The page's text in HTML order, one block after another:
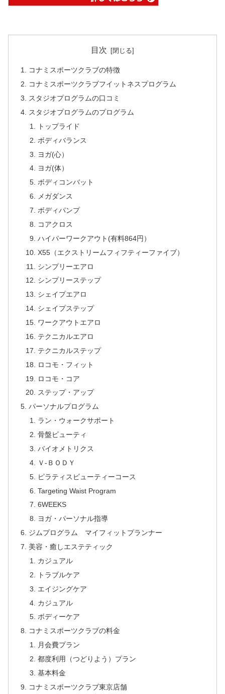
目次
コナミスポーツクラブの特徴
コナミスポーツクラブフイットネスプログラム
スタジオプログラムの口コミ
スタジオプログラムのプログラム
トップライド
ボディバランス
ヨガ(心）
ヨガ(体）
ボディコンバット
メガダンス
ボディパンプ
コアクロス
ハイパーワークアウト(有料864円）
X55（エクストリームフィフティーファイブ）
シンプリーエアロ
シンプリーステップ
シェイプエアロ
シェイプステップ
ワークアウトエアロ
テクニカルエアロ
テクニカルステップ
ロコモ・フィット
ロコモ・コア
ステップ・アップ
パーソナルプログラム
ラン・ウォークサポート
骨盤ビューティ
バイオメトリクス
Ｖ-ＢＯＤＹ
ピラティスビューティーコース
Targeting Waist Program
6WEEKS
ヨガ・パーソナル指導
ジムプログラム マイフィットプランナー
美容・癒しエステティック
カジュアル
トラブルケア
エイジングケア
カジュアル
ボディーケア
コナミスポーツクラブの料金
月会費プラン
都度利用（つどりよう）プラン
基本料金
コナミスポーツクラブ東京店舗